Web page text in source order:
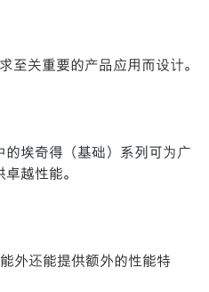
至关重要的产品应用而设计。
埃奇得（基础）系列可为广
越性能。
外还能提供额外的性能特